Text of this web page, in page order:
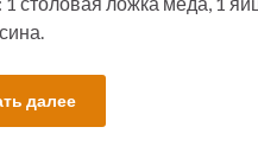
далее